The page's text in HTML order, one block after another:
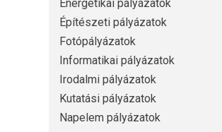
Energetikai pályázatok
Építészeti pályázatok
Fotópályázatok
Informatikai pályázatok
Irodalmi pályázatok
Kutatási pályázatok
Napelem pályázatok